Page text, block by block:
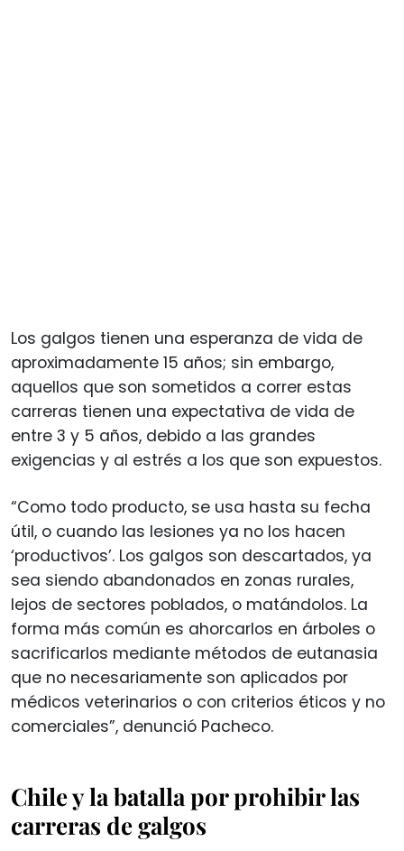
Los galgos tienen una esperanza de vida de
aproximadamente 15 años; sin embargo,
aquellos que son sometidos a correr estas
carreras tienen una expectativa de vida de
entre 3 y 5 años, debido a las grandes
exigencias y al estrés a los que son expuestos.
“Como todo producto, se usa hasta su fecha
útil, o cuando las lesiones ya no los hacen
‘productivos’. Los galgos son descartados, ya
sea siendo abandonados en zonas rurales,
lejos de sectores poblados, o matándolos. La
forma más común es ahorcarlos en árboles o
sacrificarlos mediante métodos de eutanasia
que no necesariamente son aplicados por
médicos veterinarios o con criterios éticos y no
comerciales”, denunció Pacheco.
Chile y la batalla por prohibir las
carreras de galgos